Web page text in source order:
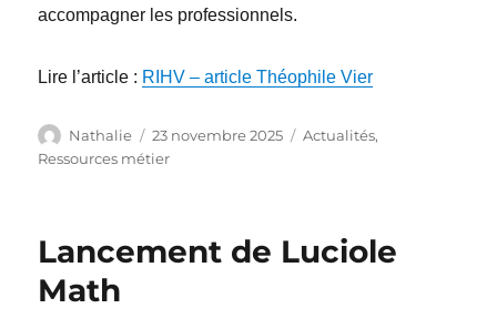
accompagner les professionnels.
Lire l’article : RIHV – article Théophile Vier
Auteur
Nathalie
Publié
le
23 novembre 2025 Catégories
Actualités,
Ressources métier
Lancement de Luciole
Math